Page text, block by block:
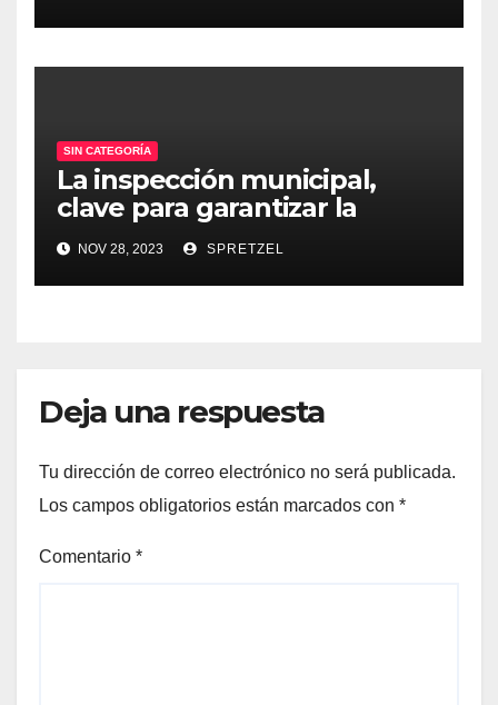
SIN CATEGORÍA
La inspección municipal,
clave para garantizar la
seguridad alimentaria
NOV 28, 2023 SPRETZEL
Deja una respuesta
Tu dirección de correo electrónico no será publicada.
Los campos obligatorios están marcados con *
Comentario *